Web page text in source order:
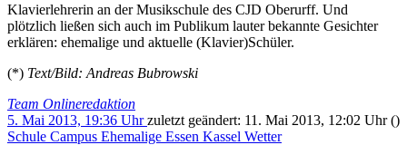
Klavierlehrerin an der Musikschule des CJD Oberurff. Und
plötzlich ließen sich auch im Publikum lauter bekannte Gesichter
erklären: ehemalige und aktuelle (Klavier)Schüler.
(*) Text/Bild: Andreas Bubrowski
Team Onlineredaktion
5. Mai 2013, 19:36 Uhrzuletzt geändert: 11. Mai 2013, 12:02 Uhr()
Schule Campus Ehemalige Essen Kassel Wetter